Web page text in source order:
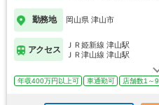
勤務地 岡山県 津山市
アクセス
ＪＲ姫新線 津山駅
ＪＲ津山線 津山駅
年収400万円以上可 車通勤可 店舗数1～9